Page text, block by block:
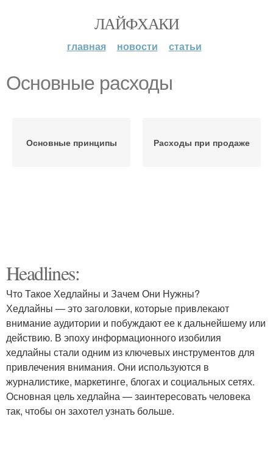
ЛАЙФХАКИ
главная новости статьи
Основные расходы
Основные принципы Расходы при продаже
Headlines:
Что Такое Хедлайны и Зачем Они Нужны?
Хедлайны — это заголовки, которые привлекают
внимание аудитории и побуждают ее к дальнейшему или
действию. В эпоху информационного изобилия
хедлайны стали одним из ключевых инструментов для
привлечения внимания. Они используются в
журналистике, маркетинге, блогах и социальных сетях.
Основная цель хедлайна — заинтересовать человека
так, чтобы он захотел узнать больше.